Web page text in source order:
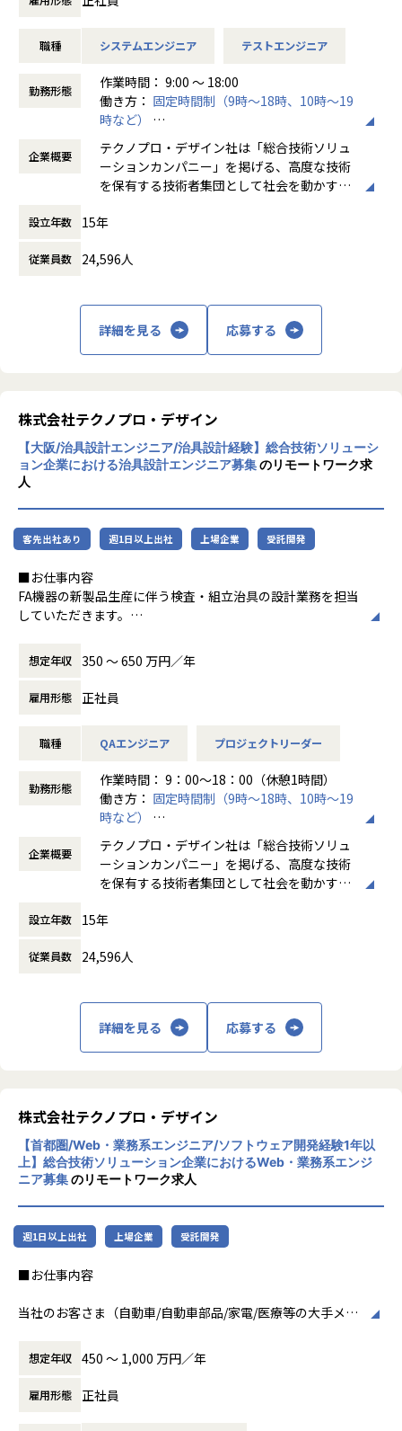
②論理設計・検証
当社は、約8,500名のエンジニアの現場力と技術コンサルテ
ィングを融合し、課題解決から価値創造までを一貫して支援
する総合技術ソリューションカンパニーです。
輸送用機器、産業用機械、精密機器、電子部品、医療機器な
ど幅広い業界において、多様なプロジェクトからエンジニア
が高度な技術経験を積むことのできる環境を提供していま
さらに、体系的な教育・研修制度を通じて先端技術の習得を
を実現しています。
会社の定める業務
職種 システムエンジニア テストエンジニア
勤務形態
作業時間： 9:00 ～ 18:00
働き方： 固定時間制（9時～18時、10時～19
時など）
時間外労働の有無： 有（月平均20時間）
休憩時間： 60分
企業概要
テクノプロ・デザイン社は「総合技術ソリュ
ーションカンパニー」を掲げる、高度な技術
を保有する技術者集団として社会を動かすこ
に渡ります。いわゆる技術者派遣と呼ばれ
働く場所に関わらない事業支援や最新技術を
用いた研究開発などを行っています。
程プロジェクトの増加といった世の中で技術
者集団として価値提供を行うために、エンジ
ニアが生涯活躍できる環境を考え事業運営を
行っています。
設立年数 15年
従業員数 24,596人
詳細を見る 応募する
株式会社テクノプロ・デザイン
【大阪/治具設計エンジニア/治具設計経験】総合技術ソリューシ
ョン企業における治具設計エンジニア募集のリモートワーク求
人
客先出社あり 週1日以上出社 上場企業 受託開発
■お仕事内容
FA機器の新製品生産に伴う検査・組立治具の設計業務を担当
していただきます。
ます。
【業務内容】
新製品の生産立ち上げに伴う検査・組立治具の設計を担当し
要求仕様の整理からSolidWorksを用いた治具設計、外注先へ
送対応まで一貫して携わります。
月間8〜10件の治具対応をこなすスピード感が求められま
【具体的な仕事内容】
・ 要求仕様書の作成・着工から客先への良否判定依頼・リバ
・ SolidWorksを用いた治具の3Dモデリング・図面作成
・ ベンダーフォロー（納期チェック・結果検証・リバイス）
・ 手渡し・梱包・輸送・輸送情報の展開
します。
新製品の生産立ち上げに伴う治具設計ニーズが継続的に発生
しており、仕様検討から外注仕様・検品までを担うメンバー
を募集します。
会社の定める業務
想定年収 350 〜 650 万円／年
雇用形態 正社員
職種 QAエンジニア プロジェクトリーダー
勤務形態
作業時間： 9：00～18：00（休憩1時間）
働き方： 固定時間制（9時～18時、10時～19
時など）
時間外労働の有無： 有（月平均20時間）
休憩時間： 60分
企業概要
テクノプロ・デザイン社は「総合技術ソリュ
ーションカンパニー」を掲げる、高度な技術
を保有する技術者集団として社会を動かすこ
に渡ります。いわゆる技術者派遣と呼ばれ
働く場所に関わらない事業支援や最新技術を
用いた研究開発などを行っています。
程プロジェクトの増加といった世の中で技術
者集団として価値提供を行うために、エンジ
ニアが生涯活躍できる環境を考え事業運営を
行っています。
設立年数 15年
従業員数 24,596人
詳細を見る 応募する
株式会社テクノプロ・デザイン
【首都圏/Web・業務系エンジニア/ソフトウェア開発経験1年以
上】総合技術ソリューション企業におけるWeb・業務系エンジ
ニア募集のリモートワーク求人
週1日以上出社 上場企業 受託開発
■お仕事内容
当社のお客さま（自動車/自動車部品/家電/医療等の大手メー
主にWEB系ではサーバーサイド、業務系では業務を効率化/
自動化するアプリケーションの
開発業務に従事していただきます。
想定年収 450 〜 1,000 万円／年
雇用形態 正社員